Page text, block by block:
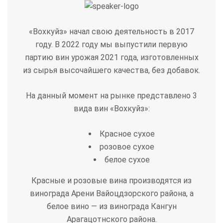
«Вохкуйз» начал свою деятельность в 2017
году. В 2022 году мы выпустили первую
партию вин урожая 2021 года, изготовленных
из сырья высочайшего качества, без добавок.
На данный момент на рынке представлено 3
вида вин «Вохкуйз»:
Красное сухое
розовое сухое
белое сухое
Красные и розовые вина производятся из
винограда Арени Вайоцдзорского района, а
белое вино — из винограда Кангун
Арагацотнского района.